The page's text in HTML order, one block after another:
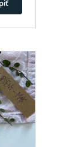
Súhlasím